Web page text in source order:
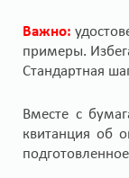
Важно:
примеры.
Стандартная
Вместе с
квитанция об